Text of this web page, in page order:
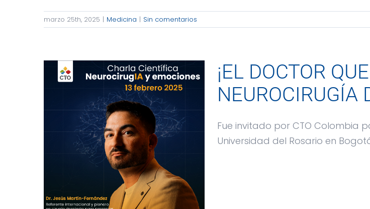
marzo 25th, 2025 | Medicina | Sin comentarios
¡EL DOCTOR
NEUROCIRUGÍA
Fue invitado por CTO Colombia
Universidad del Rosario en